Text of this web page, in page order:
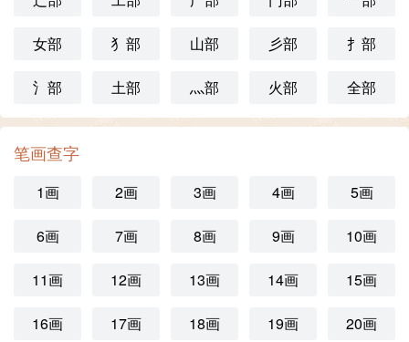
女部 犭部 山部 彡部 扌部
氵部 土部 灬部 火部 全部
笔画查字
1画 2画 3画 4画 5画
6画 7画 8画 9画 10画
11画 12画 13画 14画 15画
16画 17画 18画 19画 20画